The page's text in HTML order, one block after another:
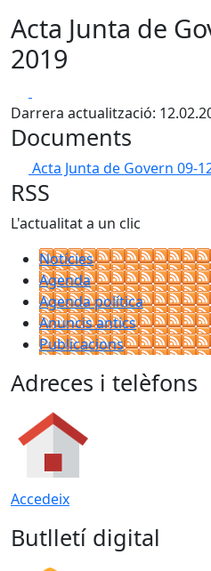
Acta Junta de
2019
Darrera actualització:
Documents
Acta Junta de Govern 09-
RSS
L'actualitat a un clic
Notícies
Agenda
Agenda política
Anuncis antics
Publicacions
Adreces i telèfons
Accedeix
Butlletí digital